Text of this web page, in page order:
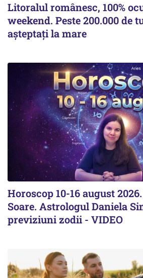
Litoralul românesc, 100%
weekend. Peste 200.000 de
așteptați la mare
Horoscop 10-16 august
Soare. Astrologul Daniela
previziuni zodii - VIDEO